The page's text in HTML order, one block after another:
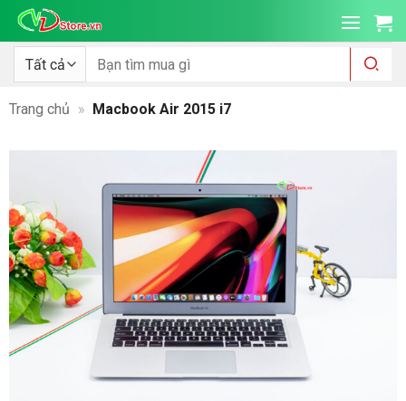
qua
dung
Tìm
kiếm:
Trang chủ » Macbook Air 2015 i7